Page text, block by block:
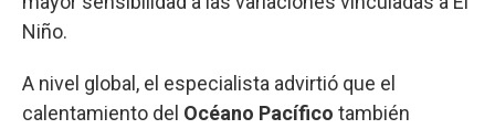
Niño.
A nivel global, el especialista advirtió que el
calentamiento del Océano Pacífico también